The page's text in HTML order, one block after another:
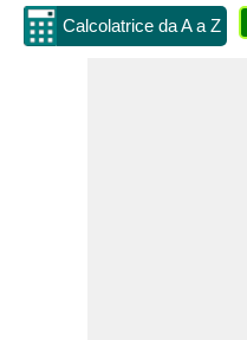
Calcolatrice da A a Z